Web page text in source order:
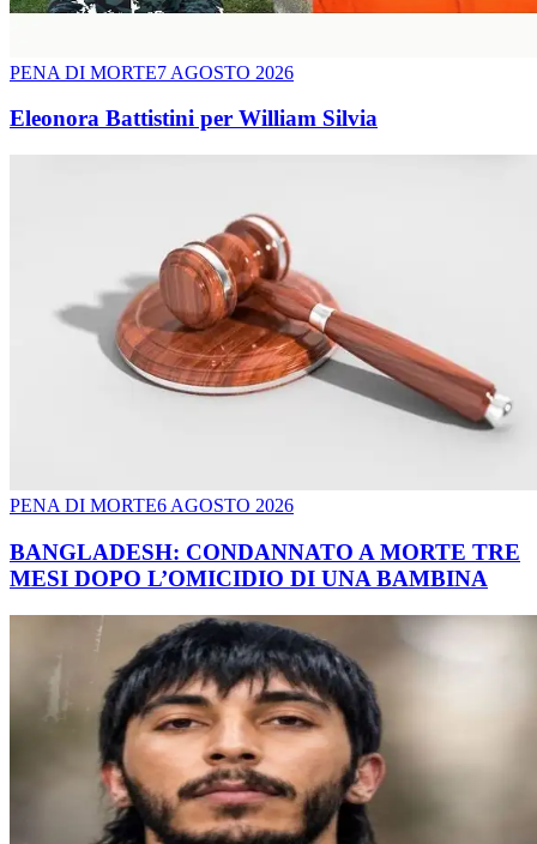
PENA DI MORTE7 AGOSTO 2026
Eleonora Battistini per William Silvia
PENA DI MORTE6 AGOSTO 2026
BANGLADESH: CONDANNATO A MORTE TRE
MESI DOPO L’OMICIDIO DI UNA BAMBINA